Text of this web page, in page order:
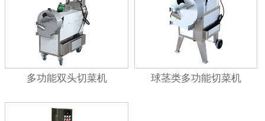
多功能双头切菜机 球茎类多功能切菜机